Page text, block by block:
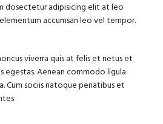
dosectetur adipisicing elit at leo
accumsan leo vel tempor.
viverra quis at felis et netus et
egestas. Aenean commodo ligula
Cum sociis natoque penatibus et